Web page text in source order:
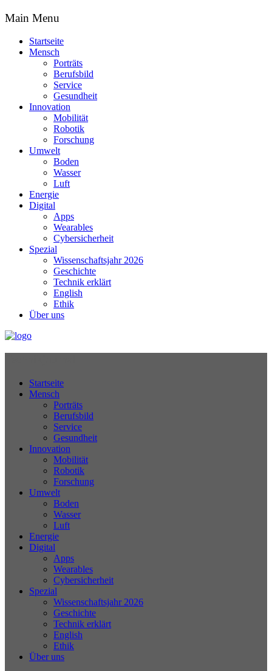
Main Menu
Startseite
Mensch
Porträts
Berufsbild
Service
Gesundheit
Innovation
Mobilität
Robotik
Forschung
Umwelt
Boden
Wasser
Luft
Energie
Digital
Apps
Wearables
Cybersicherheit
Spezial
Wissenschaftsjahr 2026
Geschichte
Technik erklärt
English
Ethik
Über uns
Startseite
Mensch
Porträts
Berufsbild
Service
Gesundheit
Innovation
Mobilität
Robotik
Forschung
Umwelt
Boden
Wasser
Luft
Energie
Digital
Apps
Wearables
Cybersicherheit
Spezial
Wissenschaftsjahr 2026
Geschichte
Technik erklärt
English
Ethik
Über uns